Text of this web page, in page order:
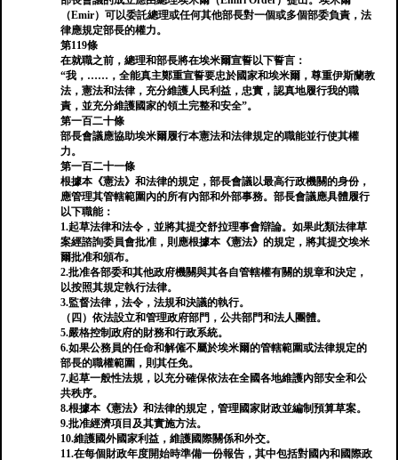
（Emir）可以委託總理或任何其他部長對一個或多個部委負責，法
律應規定部長的權力。
第119條
在就職之前，總理和部長將在埃米爾宣誓以下誓言：
“我，……，全能真主鄭重宣誓要忠於國家和埃米爾，尊重伊斯蘭教
法，憲法和法律，充分維護人民利益，忠實，認真地履行我的職
責，並充分維護國家的領土完整和安全”。
第一百二十條
部長會議應協助埃米爾履行本憲法和法律規定的職能並行使其權
力。
第一百二十一條
根據本《憲法》和法律的規定，部長會議以最高行政機關的身份，
應管理其管轄範圍內的所有內部和外部事務。部長會議應具體履行
以下職能：
1.起草法律和法令，並將其提交舒拉理事會辯論。如果此類法律草
案經諮詢委員會批准，則應根據本《憲法》的規定，將其提交埃米
爾批准和頒布。
2.批准各部委和其他政府機關與其各自管轄權有關的規章和決定，
以按照其規定執行法律。
3.監督法律，法令，法規和決議的執行。
（四）依法設立和管理政府部門，公共部門和法人團體。
5.嚴格控制政府的財務和行政系統。
6.如果公務員的任命和解僱不屬於埃米爾的管轄範圍或法律規定的
部長的職權範圍，則其任免。
7.起草一般性法規，以充分確保依法在全國各地維護內部安全和公
共秩序。
8.根據本《憲法》和法律的規定，管理國家財政並編制預算草案。
9.批准經濟項目及其實施方法。
10.維護國外國家利益，維護國際關係和外交。
11.在每個財政年度開始時準備一份報告，其中包括對國內和國際政